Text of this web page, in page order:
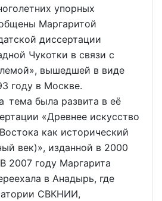
упорных
Маргаритой
диссертации
Чукотки в связи с
вышедшей в виде
году в Москве.
тема была развита в её
«Древнее искусство
как исторический
век)», изданной в 2000
2007 году Маргарита
в Анадырь, где
СВКНИИ,